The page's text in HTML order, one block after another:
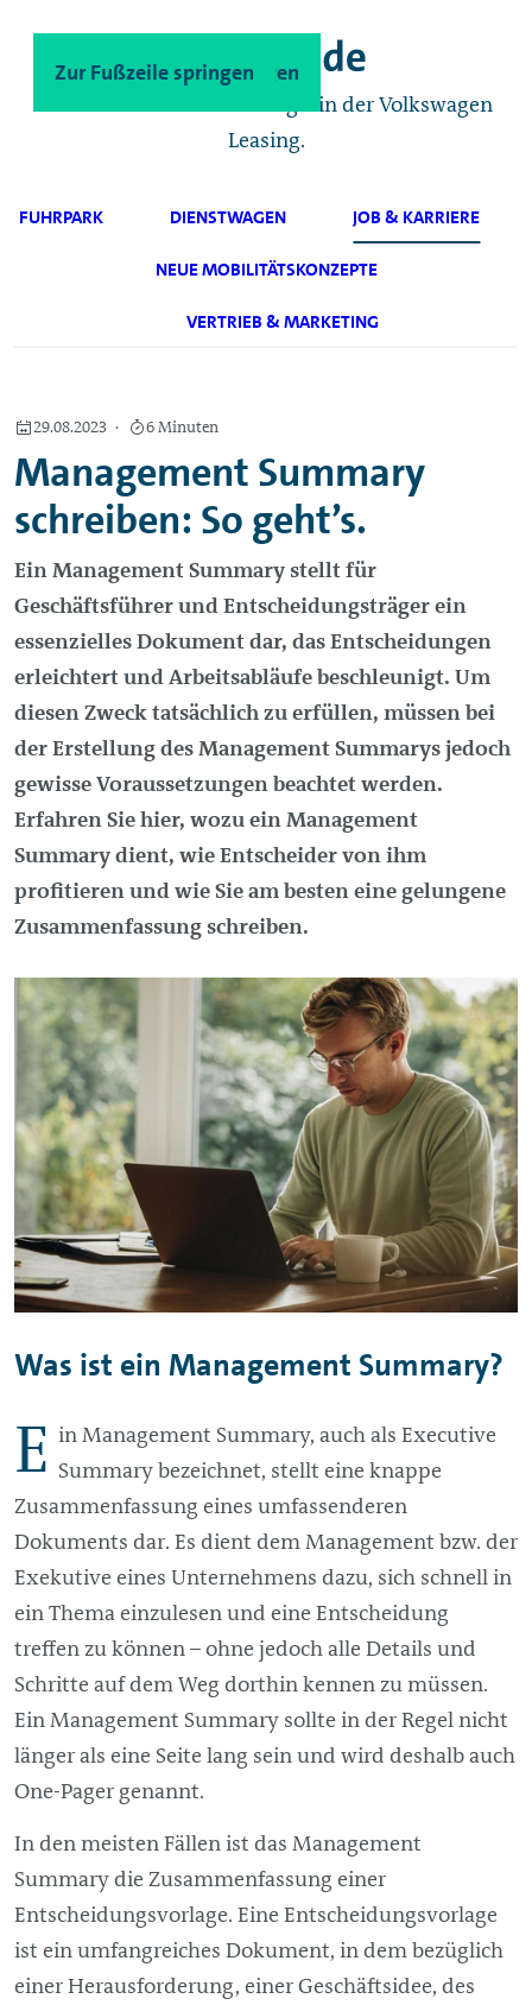
Zum Hauptinhalt springen
Zur Fußzeile springen
Das Geschäftskunden-Magazin der Volkswagen
Leasing.
FUHRPARK DIENSTWAGEN JOB & KARRIERE
NEUE MOBILITÄTSKONZEPTE
VERTRIEB & MARKETING
29.08.2023 6 Minuten
Management Summary
schreiben: So geht’s.
EinManagementSummary stellt für
Geschäftsführer und Entscheidungsträger ein
essenzielles Dokument dar, das Entscheidungen
erleichtert und Arbeitsabläufe beschleunigt. Um
diesen Zweck tatsächlich zu erfüllen, müssen bei
der Erstellung desManagementSummarys jedoch
gewisse Voraussetzungen beachtet werden.
Erfahren Sie hier, wozu einManagement
Summary dient, wie Entscheider von ihm
profitieren und wie Sie am besten eine gelungene
Zusammenfassung schreiben.
Was ist ein Management Summary?
E inManagement Summary, auch als Executive
Summary bezeichnet, stellt eine knappe
Zusammenfassung eines umfassenderen
Dokuments dar. Es dient demManagement bzw. der
Exekutive eines Unternehmens dazu, sich schnell in
ein Thema einzulesen und eine Entscheidung
treffen zu können – ohne jedoch alle Details und
Schritte auf dem Weg dorthin kennen zu müssen.
EinManagement Summary sollte in der Regel nicht
länger als eine Seite lang sein und wird deshalb auch
One-Pager genannt.
In den meisten Fällen ist das Management
Summary die Zusammenfassung einer
Entscheidungsvorlage. Eine Entscheidungsvorlage
ist ein umfangreiches Dokument, in dem bezüglich
einer Herausforderung, einer Geschäftsidee, des